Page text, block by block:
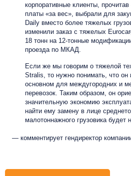
корпоративные клиенты,
платы «за вес», выбрали для
Daily вместо более тяжелых
изменили заказ с тяжелых
18 тонн на 12-тонные
проезда по МКАД.
Если же мы говорим о тяжелой
Stralis, то нужно понимать, что он
основном для междугородних и
перевозок. Таким образом, он
значительную экономию
найти ему замену в лице
малотоннажного грузовика будет
— комментирует гендиректор